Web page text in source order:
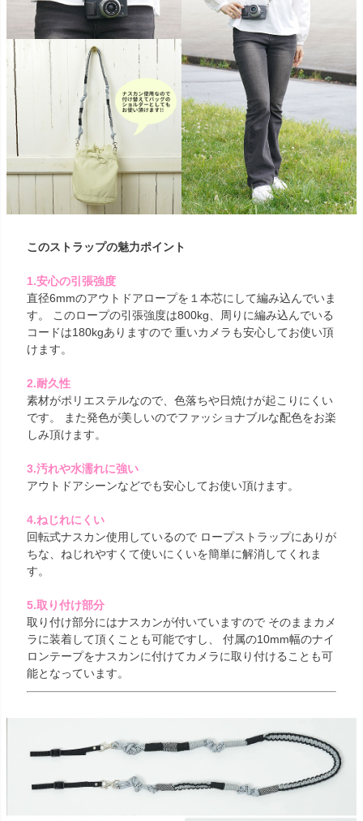
このストラップの魅力ポイント
1.安心の引張強度
直径6mmのアウトドアロープを１本芯にして編み込んでいま
す。 このロープの引張強度は800kg、周りに編み込んでいる
コードは180kgありますので 重いカメラも安心してお使い頂
けます。
2.耐久性
素材がポリエステルなので、色落ちや日焼けが起こりにくい
です。 また発色が美しいのでファッショナブルな配色をお楽
しみ頂けます。
3.汚れや水濡れに強い
アウトドアシーンなどでも安心してお使い頂けます。
4.ねじれにくい
回転式ナスカン使用しているので ロープストラップにありが
ちな、ねじれやすくて使いにくいを簡単に解消してくれま
す。
5.取り付け部分
取り付け部分にはナスカンが付いていますので そのままカメ
ラに装着して頂くことも可能ですし、 付属の10mm幅のナイ
ロンテープをナスカンに付けてカメラに取り付けることも可
能となっています。